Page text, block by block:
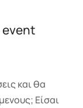
event
και θα
Είσαι